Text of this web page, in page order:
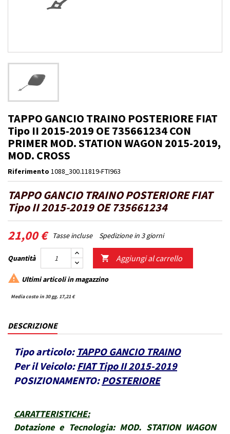
TAPPO GANCIO TRAINO POSTERIORE FIAT
Tipo II 2015-2019 OE 735661234 CON
PRIMER MOD. STATION WAGON 2015-2019,
MOD. CROSS
Riferimento 1088_300.11819-FTI963
TAPPO GANCIO TRAINO POSTERIORE FIAT
Tipo II 2015-2019 OE 735661234
21,00 € Tasse incluse Spedizione in 3 giorni
Quantità  Aggiungi al carrello
 Ultimi articoli in magazzino
Media costo in 30 gg. 17,21 €
DESCRIZIONE
Tipo articolo: TAPPO GANCIO TRAINO
Per il Veicolo: FIAT Tipo II 2015-2019
POSIZIONAMENTO: POSTERIORE
CARATTERISTICHE:
Dotazione e Tecnologia: MOD. STATION WAGON